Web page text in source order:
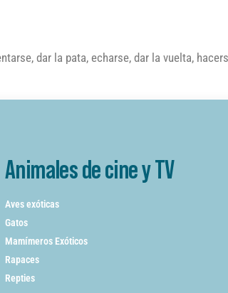
dar la pata, echarse, dar la vuelta,
Animales de cine y TV
Aves exóticas
Gatos
Mamímeros Exóticos
Rapaces
Repties